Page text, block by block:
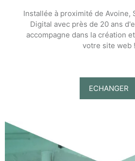
Installée à proximité de Avoine,
Digital avec près de 20 ans
accompagne dans la création
votre site web !
ECHANGER